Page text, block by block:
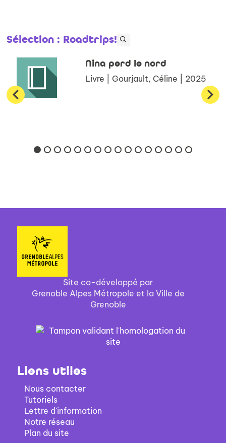
Sélection : Roadtrips!
Nina perd le nord
Livre | Gourjault, Céline | 2025
Site co-développé par
Grenoble Alpes Métropole et la Ville de
Grenoble
Liens utiles
Nous contacter
Tutoriels
Lettre d'information
Notre réseau
Plan du site